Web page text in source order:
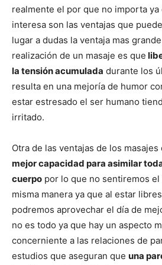
realmente el por que no importa
interesa son las ventajas que
lugar a dudas la ventaja mas
realización de un masaje es que
la tensión acumulada durante los
resulta en una mejoría de humor
estar estresado el ser humano
irritado.
Otra de las ventajas de los masajes
mejor capacidad para asimilar
cuerpo por lo que no sentiremos el
misma manera ya que al estar
podremos aprovechar el día de
no es todo ya que hay un aspecto
concerniente a las relaciones de
estudios que aseguran que una